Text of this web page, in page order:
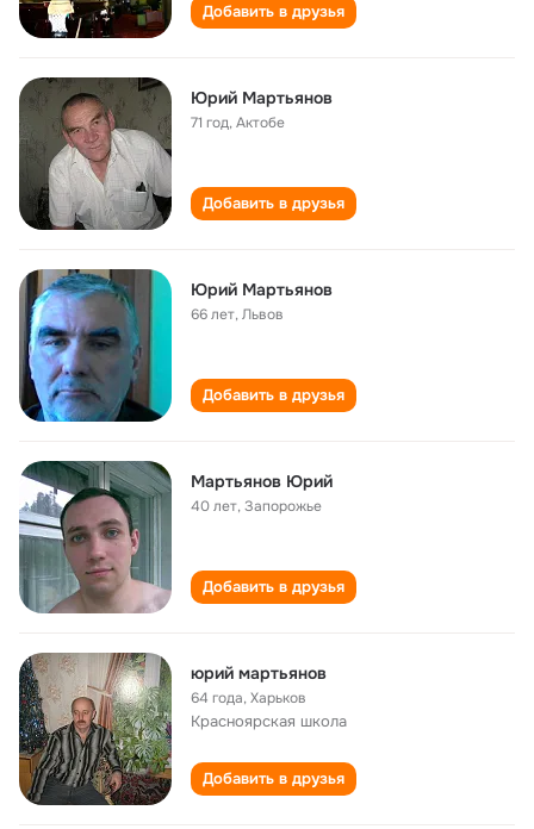
Добавить в друзья
Юрий Мартьянов
71 год,Актобе
Добавить в друзья
Юрий Мартьянов
66 лет,Львов
Добавить в друзья
Мартьянов Юрий
40 лет,Запорожье
Добавить в друзья
юрий мартьянов
64 года,Харьков
Красноярская школа
Добавить в друзья